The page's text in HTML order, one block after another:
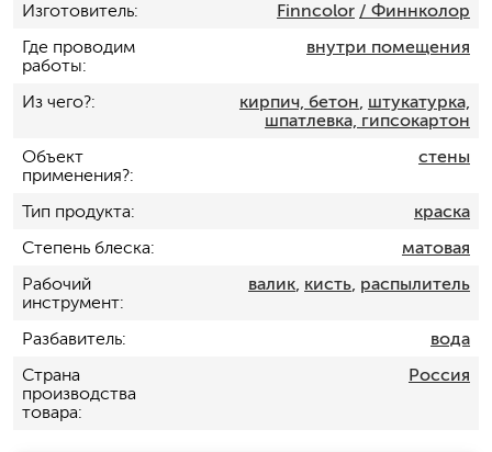
Изготовитель Finncolor / Финнколор
Где проводим
работы
внутри помещения
Из чего? кирпич, бетон штукатурка,
шпатлевка, гипсокартон
Объект
применения?
стены
Тип продукта
краска
Степень блеска
матовая
Рабочий
инструмент
валик, кисть, распылитель
Разбавитель
вода
Страна
производства
товара
Россия